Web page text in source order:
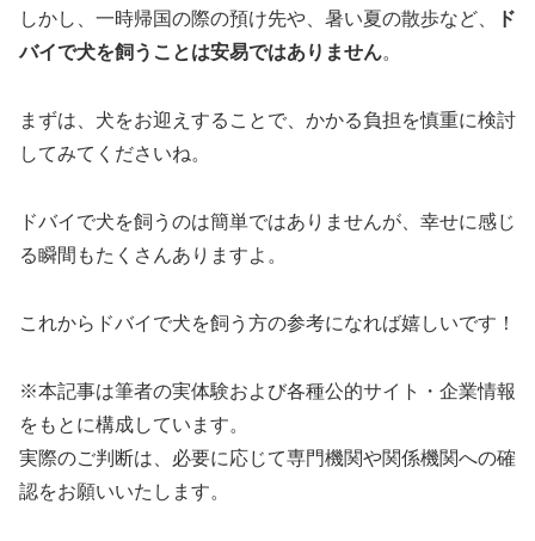
しかし、一時帰国の際の預け先や、暑い夏の散歩など、
ド
バイで犬を飼うことは安易ではありません。
まずは、犬をお迎えすることで、かかる負担を慎重に検討
してみてくださいね。
ドバイで犬を飼うのは簡単ではありませんが、幸せに感じ
る瞬間もたくさんありますよ。
これからドバイで犬を飼う方の参考になれば嬉しいです！
※本記事は筆者の実体験および各種公的サイト・企業情報
をもとに構成しています。
実際のご判断は、必要に応じて専門機関や関係機関への確
認をお願いいたします。